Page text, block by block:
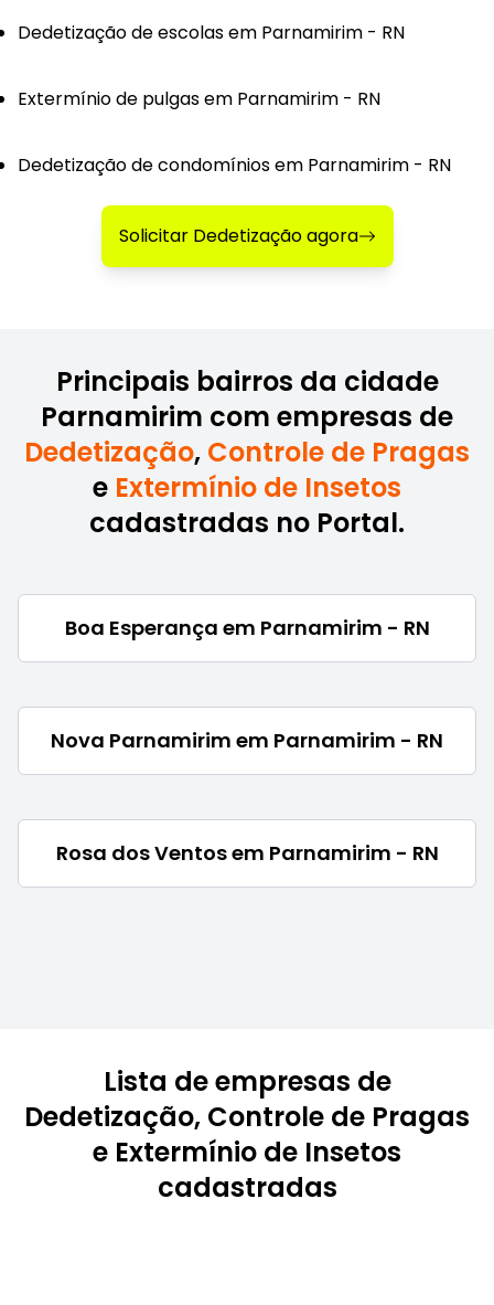
Dedetização de escolas em Parnamirim - RN
Extermínio de pulgas em Parnamirim - RN
Dedetização de condomínios em Parnamirim - RN
Solicitar Dedetização agora
Principais bairros da cidade
Parnamirim com empresas de
Dedetização, Controle de Pragas
e Extermínio de Insetos
cadastradas no Portal.
Boa Esperança em Parnamirim - RN
Nova Parnamirim em Parnamirim - RN
Rosa dos Ventos em Parnamirim - RN
Lista de empresas de
Dedetização, Controle de Pragas
e Extermínio de Insetos
cadastradas